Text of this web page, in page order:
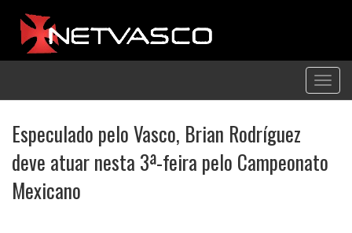
Especulado pelo Vasco, Brian Rodríguez
deve atuar nesta 3ª-feira pelo Campeonato
Mexicano